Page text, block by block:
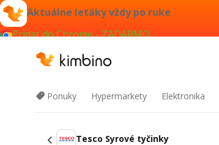
Aktuálne letáky vždy po ruke
Pridať do Chrome - ZADARMO
Ponuky Hypermarkety Elektronika
Tesco Syrové tyčinky